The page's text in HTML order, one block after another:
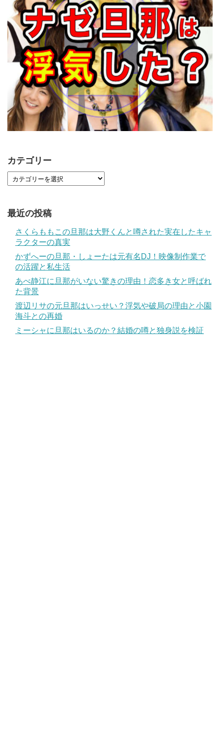
カテゴリー
最近の投稿
さくらももこの旦那は大野くんと噂された実在したキャ
ラクターの真実
かずへーの旦那・しょーたは元有名DJ！映像制作業で
の活躍と私生活
あべ静江に旦那がいない驚きの理由！恋多き女と呼ばれ
た背景
渡辺リサの元旦那はいっせい？浮気や破局の理由と小園
海斗との再婚
ミーシャに旦那はいるのか？結婚の噂と独身説を検証